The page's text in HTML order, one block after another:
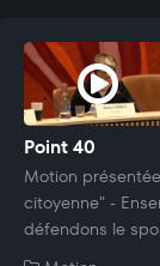
Point 40
Motion
citoyenne" -
défendons le